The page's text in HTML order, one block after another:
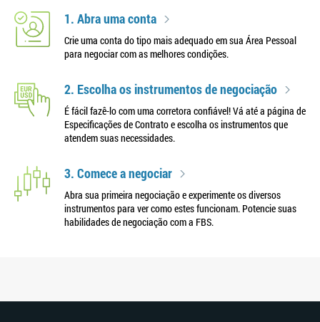
1. Abra uma conta
Crie uma conta do tipo mais adequado em sua Área Pessoal
para negociar com as melhores condições.
2. Escolha os instrumentos de negociação
É fácil fazê-lo com uma corretora confiável! Vá até a página de
Especificações de Contrato e escolha os instrumentos que
atendem suas necessidades.
3. Comece a negociar
Abra sua primeira negociação e experimente os diversos
instrumentos para ver como estes funcionam. Potencie suas
habilidades de negociação com a FBS.